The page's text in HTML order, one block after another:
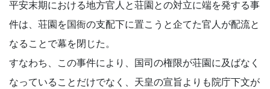
平安末期における地方官人と荘園との対立に端を発する事
件は、荘園を国衙の支配下に置こうと企てた官人が配流と
なることで幕を閉じた。
すなわち、この事件により、国司の権限が荘園に及ばなく
なっていることだけでなく、天皇の宣旨よりも院庁下文が